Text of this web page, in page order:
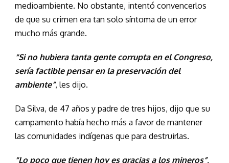
medioambiente. No obstante, intentó convencerlos
de que su crimen era tan solo síntoma de un error
mucho más grande.
“Si no hubiera tanta gente corrupta en el Congreso,
sería factible pensar en la preservación del
ambiente”, les dijo.
Da Silva, de 47 años y padre de tres hijos, dijo que su
campamento había hecho más a favor de mantener
las comunidades indígenas que para destruirlas.
“Lo poco que tienen hoy es gracias a los mineros”,